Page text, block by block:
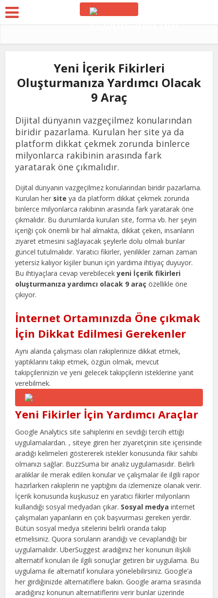
Yeni İçerik Fikirleri
Oluşturmanıza Yardımcı Olacak
9 Araç
Dijital dünyanın vazgeçilmez konularından
biridir pazarlama. Kurulan her site ya da
platform dikkat çekmek zorunda binlerce
milyonlarca rakibinin arasında fark
yaratarak öne çıkmalıdır.
Dijital dünyanın vazgeçilmez konularından biridir pazarlama.
Kurulan her site ya da platform dikkat çekmek zorunda
binlerce milyonlarca rakibinin arasında fark yaratarak öne
çıkmalıdır. Bu durumlarda kurulan site, forma vb. her şeyin
içeriği çok önemli bir hal almakta, dikkat çeken, insanların
ziyaret etmesini sağlayacak şeylerle dolu olmalı bunlar
güncel tutulmalıdır. Yaratıcı fikirler, yenilikler zaman zaman
yetersiz kalıyor kişiler bunun için yardıma ihtiyaç duyuyor.
Bu ihtiyaçlara cevap verebilecekyeni İçerik fikirleri
oluşturmanıza yardımcı olacak 9 araç özellikle öne
çıkıyor.
İnternet Ortamınızda Öne çıkmak
İçin Dikkat Edilmesi Gerekenler
Aynı alanda çalışması olan rakiplerinize dikkat etmek,
yaptıklarını takip etmek, özgün olmak, mevcut
takipçilerinizin ve yeni gelecek takipçilerin isteklerine yanıt
verebilmek.
Yeni Fikirler İçin Yardımcı Araçlar
Google Analytics site sahiplerini en sevdiği tercih ettiği
uygulamalardan. , siteye giren her ziyaretçinin site içerisinde
aradığı kelimeleri göstererek istekler konusunda fikir sahibi
olmanızı sağlar. BuzzSuma bir analiz uygulamasıdır. Belirli
aralıklar ile merak edilen konular ve çalışmalar ile ilgili rapor
hazırlarken rakiplerin ne yaptığını da izlemenize olanak verir.
İçerik konusunda kuşkusuz en yaratıcı fikirler milyonların
kullandığı sosyal medyadan çıkar. Sosyal medya internet
çalışmaları yapanların en çok başvurması gereken yerdir.
Bütün sosyal medya sitelerini belirli oranda takip
etmelisiniz. Quora soruların arandığı ve cevaplandığı bir
uygulamalıdır. UberSuggest aradığınız her konunun ilişkili
alternatif konuları ile ilgili sonuçlar getiren bir uygulama. Bu
uygulama ile alternatif konulara yönelebilirsiniz. Google’a
her girdiğinizde alternatiflere bakın. Google arama sırasında
aradığınız konunun alternatiflerini verir bunlar üzerinde